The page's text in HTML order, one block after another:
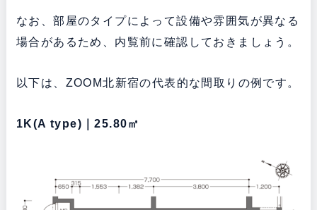
なお、部屋のタイプによって設備や雰囲気が異なる
場合があるため、内覧前に確認しておきましょう。
以下は、ZOOM北新宿の代表的な間取りの例です。
1K(A type)｜25.80㎡